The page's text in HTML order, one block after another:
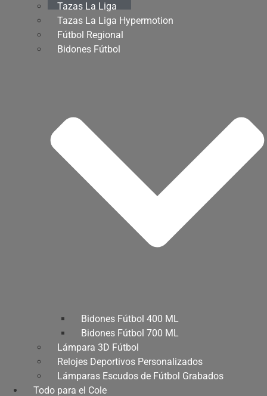
Tazas La Liga
Tazas La Liga Hypermotion
Fútbol Regional
Bidones Fútbol
Bidones Fútbol 400 ML
Bidones Fútbol 700 ML
Lámpara 3D Fútbol
Relojes Deportivos Personalizados
Lámparas Escudos de Fútbol Grabados
Todo para el Cole